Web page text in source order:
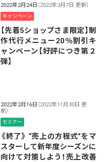
2022年2月24日 （2022年3月7日 更新）
キャンペーン
【先着5ショップさま限定】制
作代行メニュー20％割引キ
ャンペーン【好評につき第２
弾】
2022年2月16日 （2022年11月30日 更
新）
セミナー
《終了》 “売上の方程式”をマ
スターして新年度シーズンに
向けて対策しよう！売上改善